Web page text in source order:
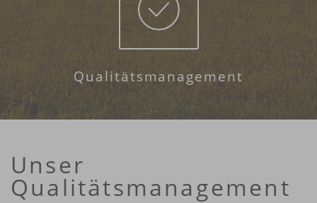
Qualitäts­management
Unser
Qualitätsmanagement